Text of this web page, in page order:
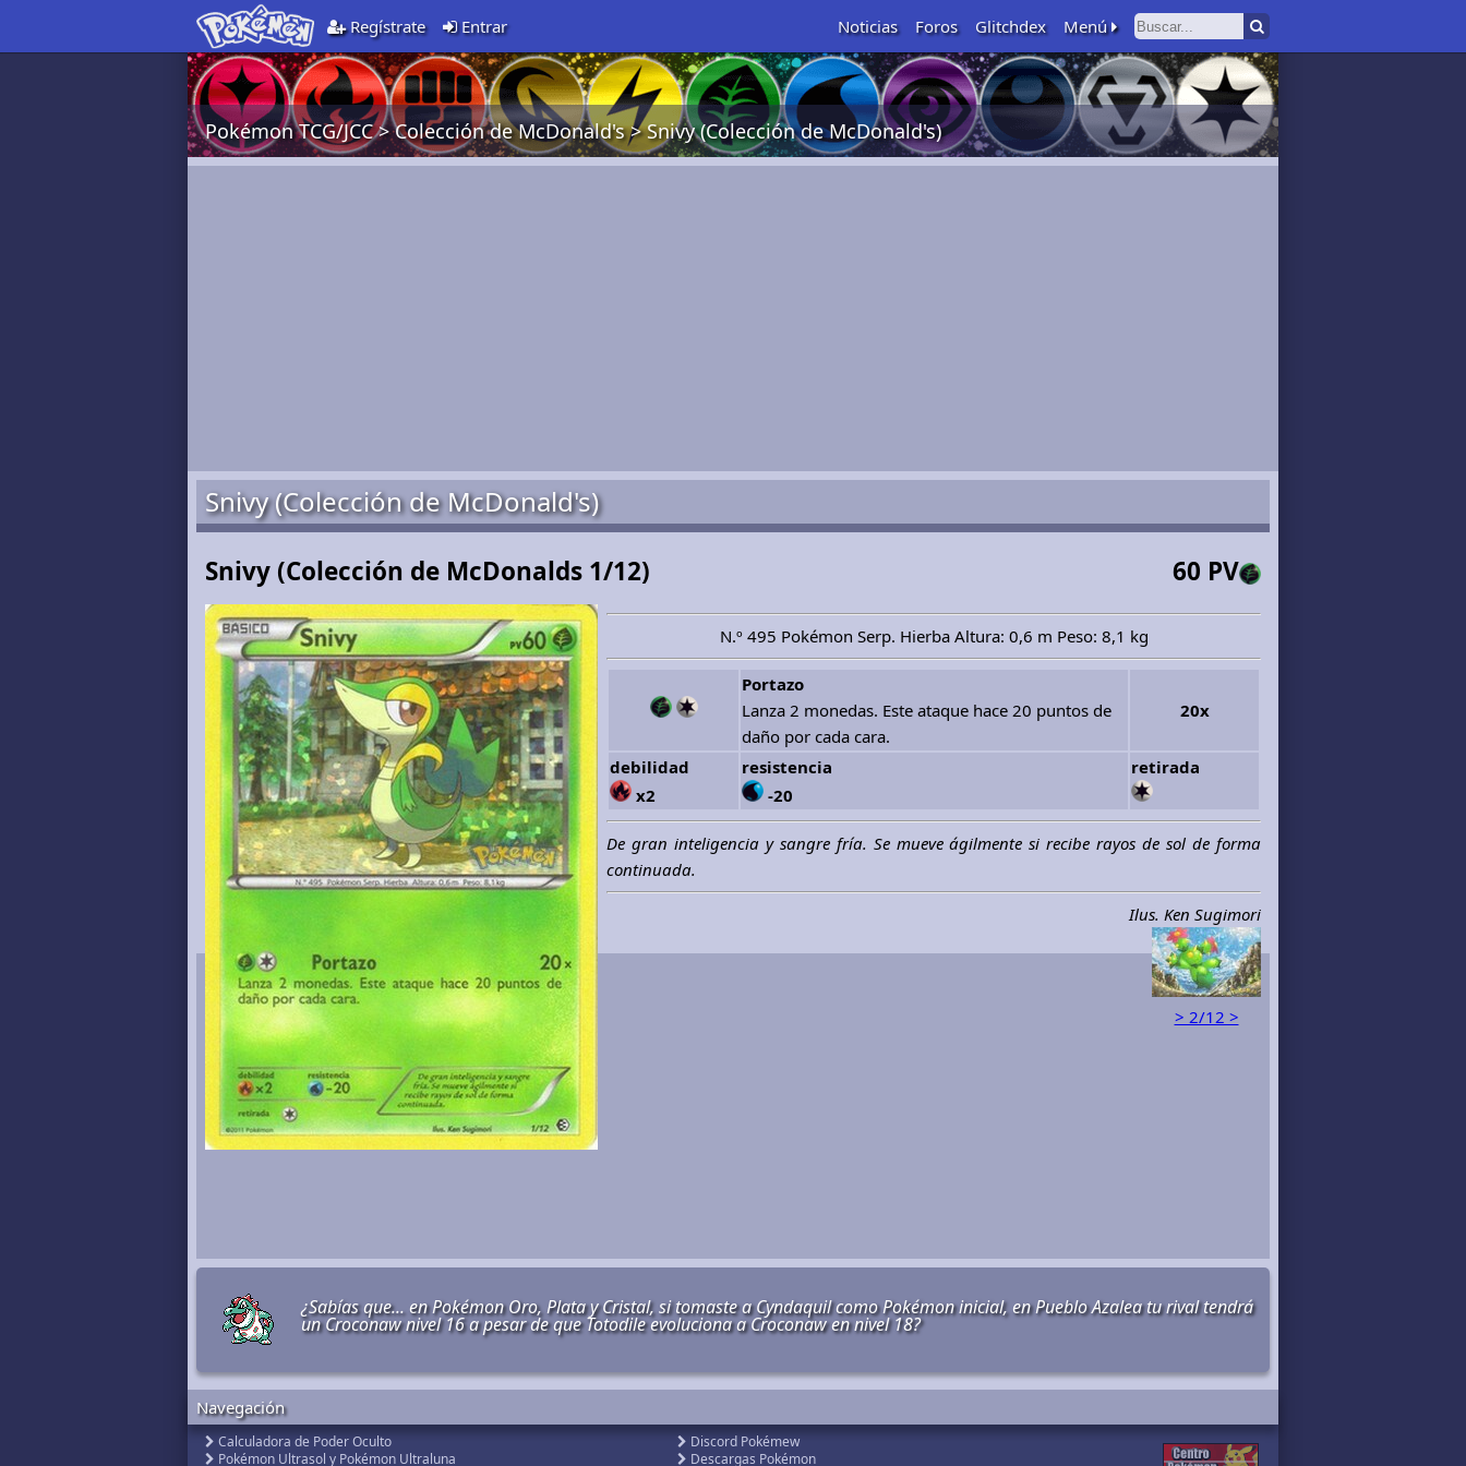
Regístrate Entrar Noticias Foros Glitchdex Menú
Pokémon TCG/JCC>Colección de McDonald's>Snivy (Colección de McDonald's)
Snivy (Colección de McDonald's)
60 PV
Snivy (Colección de McDonalds 1/12)
N.º 495 Pokémon Serp. Hierba Altura: 0,6 m Peso: 8,1 kg
Portazo
Lanza 2 monedas. Este ataque hace 20 puntos de
daño por cada cara.
20x
debilidad
x2
resistencia
-20
retirada
De gran inteligencia y sangre fría. Se mueve ágilmente si recibe rayos de sol de forma
continuada.
Ilus. Ken Sugimori
> 2/12 >
¿Sabías que... en Pokémon Oro, Plata y Cristal, si tomaste a Cyndaquil como Pokémon inicial, en Pueblo Azalea tu rival tendrá
un Croconaw nivel 16 a pesar de que Totodile evoluciona a Croconaw en nivel 18?
Navegación
Calculadora de Poder Oculto
Pokémon Ultrasol y Pokémon Ultraluna
Discord Pokémew
Descargas Pokémon